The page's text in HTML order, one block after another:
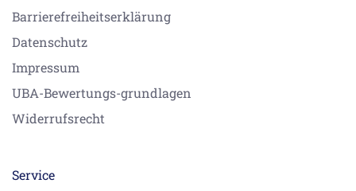
Waschtisch-Dreilochbatterie 120mm (20710310ff0010)
Waschtisch-Dreilochbatterie 120mm (20710310)
Waschtisch-Dreilochbatterie 20710312 125mm
(20710320ff0010)
Wanneneinlauf 200mm, 1/2" mit automatischer
Umstellung (13612290)
Wannen-Vierlochbatterie 200mm (27512310)
Barrierefreiheitserklärung
Datenschutz
Impressum
UBA-Bewertungs-grundlagen
Widerrufsrecht
Service